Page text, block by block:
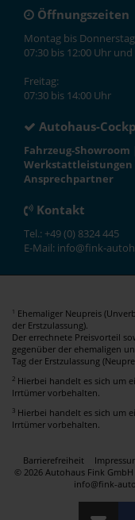
Öffnungszeiten
Montag bis
07:30 bis 12:00 Uhr
Freitag:
07:30 bis 14:00 Uhr
Autohaus-
Fahrzeug-Showroom
Werkstattleistungen
Ansprechpartner
Kontakt
Tel.: +49 (0) 8324 445
E-Mail: info@fink-
1 Ehemaliger Neupreis
der Erstzulassung).
Der errechnete Preisvorteil
gegenüber der ehemaligen
Tag der Erstzulassung
2 Hierbei handelt es sich um
Irrtümer vorbehalten.
3 Hierbei handelt es sich um
Irrtümer vorbehalten.
Barrierefreiheit
© 2026 Autohaus Fink
info@fink-